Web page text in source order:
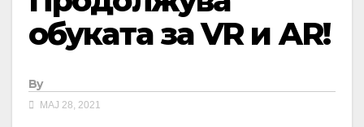
обуката за VR и AR!
By
МАЈ 28, 2021